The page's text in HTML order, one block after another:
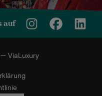
auf
ViaLuxury